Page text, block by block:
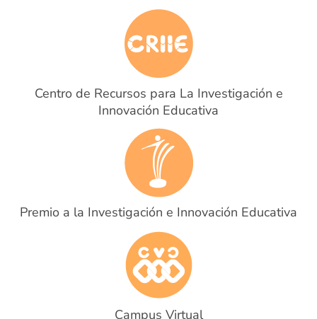
Centro de Recursos para La Investigación e
Innovación Educativa
Premio a la Investigación e Innovación Educativa
Campus Virtual